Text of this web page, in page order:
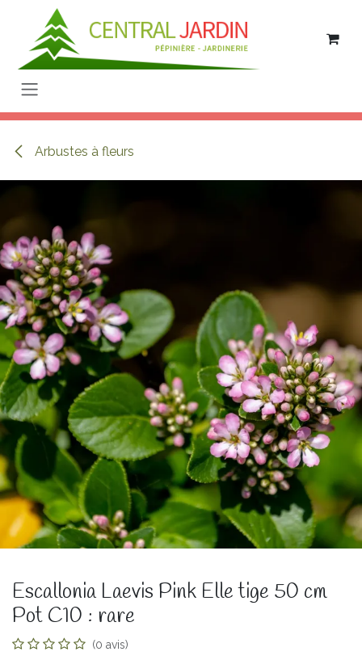
Se rendre au contenu
Arbustes à fleurs
Escallonia Laevis Pink Elle tige 50 cm
Pot C10 : rare
(0 avis)